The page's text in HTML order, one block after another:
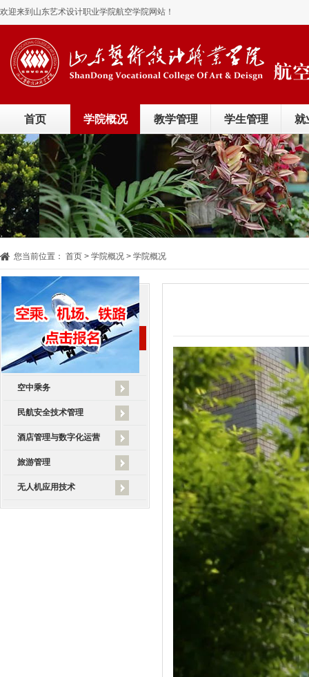
欢迎来到山东艺术设计职业学院航空学院网站！
首页 学院概况 教学管理 学生管理 就
您当前位置： 首页 > 学院概况 > 学院概况
学院概况
学院概况
学院新闻
空中乘务
民航安全技术管理
酒店管理与数字化运营
旅游管理
无人机应用技术